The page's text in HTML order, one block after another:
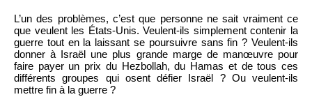
L’un des problèmes, c’est que personne ne sait vraiment ce
que veulent les États-Unis. Veulent-ils simplement contenir la
guerre tout en la laissant se poursuivre sans fin ? Veulent-ils
donner à Israël une plus grande marge de manœuvre pour
faire payer un prix du Hezbollah, du Hamas et de tous ces
différents groupes qui osent défier Israël ? Ou veulent-ils
mettre fin à la guerre ?